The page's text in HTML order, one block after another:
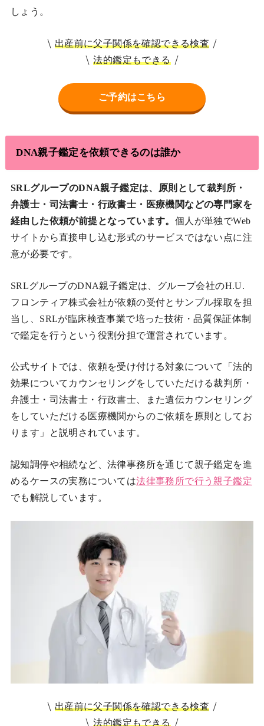
しょう。
出産前に父子関係を確認できる検査
法的鑑定もできる
ご予約はこちら
DNA親子鑑定を依頼できるのは誰か
SRLグループのDNA親子鑑定は、原則として裁判所・
弁護士・司法書士・行政書士・医療機関などの専門家を
経由した依頼が前提となっています。 個人が単独でWeb
サイトから直接申し込む形式のサービスではない点に注
意が必要です。
SRLグループのDNA親子鑑定は、グループ会社のH.U.
フロンティア株式会社が依頼の受付とサンプル採取を担
当し、SRLが臨床検査事業で培った技術・品質保証体制
で鑑定を行うという役割分担で運営されています。
公式サイトでは、依頼を受け付ける対象について「法的
効果についてカウンセリングをしていただける裁判所・
弁護士・司法書士・行政書士、また遺伝カウンセリング
をしていただける医療機関からのご依頼を原則としてお
ります」と説明されています。
認知調停や相続など、法律事務所を通じて親子鑑定を進
めるケースの実務については法律事務所で行う親子鑑定
でも解説しています。
出産前に父子関係を確認できる検査
法的鑑定もできる